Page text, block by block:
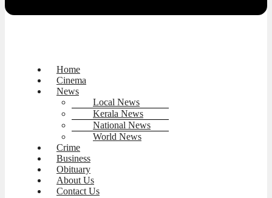
Home
Cinema
News
Local News
Kerala News
National News
World News
Crime
Business
Obituary
About Us
Contact Us